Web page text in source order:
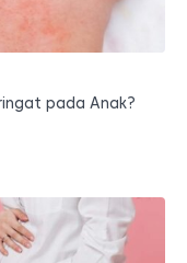
pada Anak?